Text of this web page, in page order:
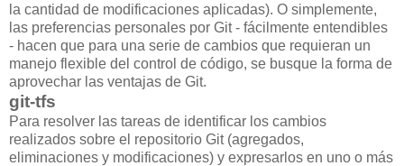
la cantidad de modificaciones aplicadas). O simplemente,
las preferencias personales por Git - fácilmente entendibles
- hacen que para una serie de cambios que requieran un
manejo flexible del control de código, se busque la forma de
aprovechar las ventajas de Git.
git-tfs
Para resolver las tareas de identificar los cambios
realizados sobre el repositorio Git (agregados,
eliminaciones y modificaciones) y expresarlos en uno o más